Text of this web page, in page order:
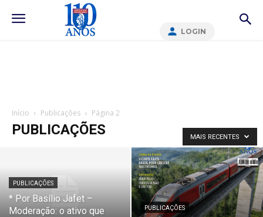
LOGIN
Início Publicações Página 2
PUBLICAÇÕES MAIS RECENTES
PUBLICAÇÕES
* Por Basílio Jafet –
Moderação: o ativo que
PUBLICAÇÕES